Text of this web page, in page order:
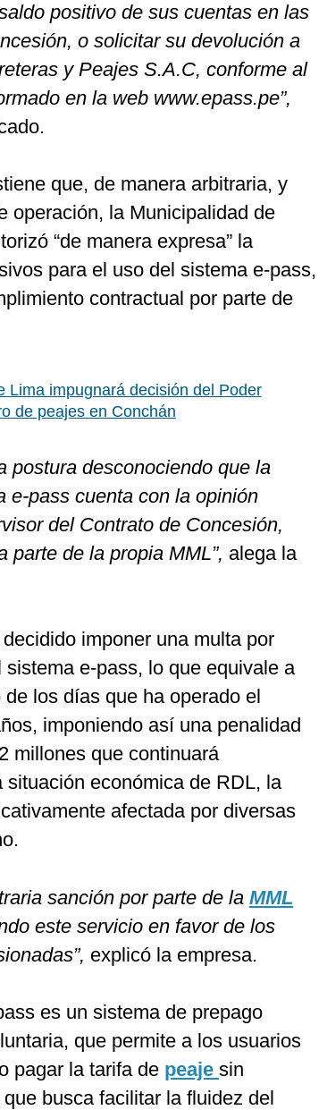
positivo de sus cuentas en las
o solicitar su devolución a
y Peajes S.A.C, conforme al
en la web www.epass.pe”,
que, de manera arbitraria, y
operación, la Municipalidad de
“de manera expresa” la
para el uso del sistema e-pass,
contractual por parte de
Lima impugnará decisión del Poder
de peajes en Conchán
postura desconociendo que la
e-pass cuenta con la opinión
del Contrato de Concesión,
parte de la propia MML”, alega la
imponer una multa por
e-pass, lo que equivale a
de los días que ha operado el
imponiendo así una penalidad
millones que continuará
económica de RDL, la
afectada por diversas
sanción por parte de la MML
este servicio en favor de los
explicó la empresa.
es un sistema de prepago
que permite a los usuarios
pagar la tarifa de peaje sin
busca facilitar la fluidez del